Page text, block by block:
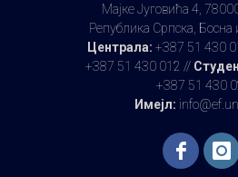
Мајке Југовића 4,
Република Српска, Босна
Централа: +387 51 430
+387 51 430 012 //
+387 51 430
Имејл: